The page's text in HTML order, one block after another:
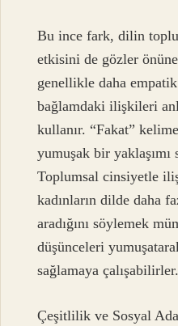
Bu ince fark, dilin
etkisini de gözler
genellikle daha
bağlamdaki ilişkileri
kullanır. “Fakat”
yumuşak bir
Toplumsal cinsiyetle
kadınların dilde daha
aradığını söylemek
düşünceleri
sağlamaya çalışabilirler.
Çeşitlilik ve Sosyal